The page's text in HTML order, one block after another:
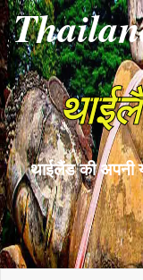
थाईलैंड की अपनी